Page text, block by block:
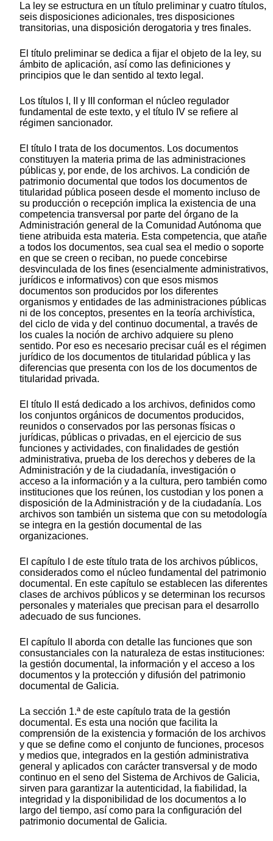
La ley se estructura en un título preliminar y cuatro títulos,
seis disposiciones adicionales, tres disposiciones
transitorias, una disposición derogatoria y tres finales.
El título preliminar se dedica a fijar el objeto de la ley, su
ámbito de aplicación, así como las definiciones y
principios que le dan sentido al texto legal.
Los títulos I, II y III conforman el núcleo regulador
fundamental de este texto, y el título IV se refiere al
régimen sancionador.
El título I trata de los documentos. Los documentos
constituyen la materia prima de las administraciones
públicas y, por ende, de los archivos. La condición de
patrimonio documental que todos los documentos de
titularidad pública poseen desde el momento incluso de
su producción o recepción implica la existencia de una
competencia transversal por parte del órgano de la
Administración general de la Comunidad Autónoma que
tiene atribuida esta materia. Esta competencia, que atañe
a todos los documentos, sea cual sea el medio o soporte
en que se creen o reciban, no puede concebirse
desvinculada de los fines (esencialmente administrativos,
jurídicos e informativos) con que esos mismos
documentos son producidos por los diferentes
organismos y entidades de las administraciones públicas
ni de los conceptos, presentes en la teoría archivística,
del ciclo de vida y del continuo documental, a través de
los cuales la noción de archivo adquiere su pleno
sentido. Por eso es necesario precisar cuál es el régimen
jurídico de los documentos de titularidad pública y las
diferencias que presenta con los de los documentos de
titularidad privada.
El título II está dedicado a los archivos, definidos como
los conjuntos orgánicos de documentos producidos,
reunidos o conservados por las personas físicas o
jurídicas, públicas o privadas, en el ejercicio de sus
funciones y actividades, con finalidades de gestión
administrativa, prueba de los derechos y deberes de la
Administración y de la ciudadanía, investigación o
acceso a la información y a la cultura, pero también como
instituciones que los reúnen, los custodian y los ponen a
disposición de la Administración y de la ciudadanía. Los
archivos son también un sistema que con su metodología
se integra en la gestión documental de las
organizaciones.
El capítulo I de este título trata de los archivos públicos,
considerados como el núcleo fundamental del patrimonio
documental. En este capítulo se establecen las diferentes
clases de archivos públicos y se determinan los recursos
personales y materiales que precisan para el desarrollo
adecuado de sus funciones.
El capítulo II aborda con detalle las funciones que son
consustanciales con la naturaleza de estas instituciones:
la gestión documental, la información y el acceso a los
documentos y la protección y difusión del patrimonio
documental de Galicia.
La sección 1.ª de este capítulo trata de la gestión
documental. Es esta una noción que facilita la
comprensión de la existencia y formación de los archivos
y que se define como el conjunto de funciones, procesos
y medios que, integrados en la gestión administrativa
general y aplicados con carácter transversal y de modo
continuo en el seno del Sistema de Archivos de Galicia,
sirven para garantizar la autenticidad, la fiabilidad, la
integridad y la disponibilidad de los documentos a lo
largo del tiempo, así como para la configuración del
patrimonio documental de Galicia.